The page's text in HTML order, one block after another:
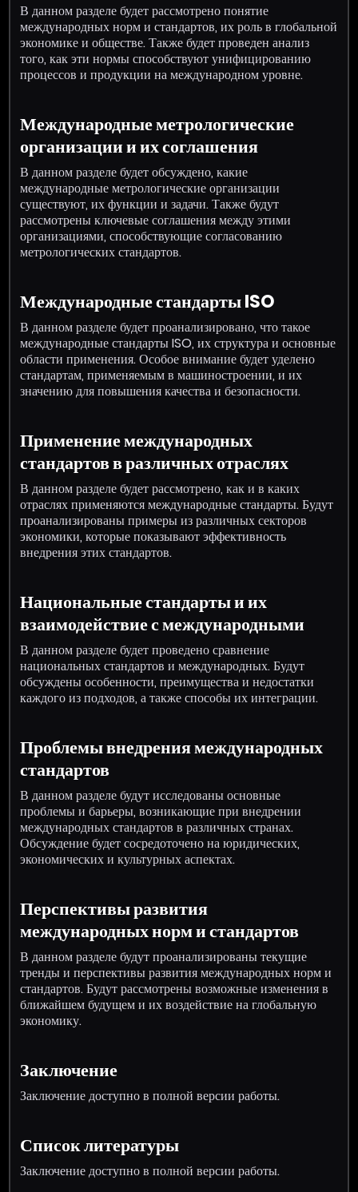
В данном разделе будет рассмотрено понятие
международных норм и стандартов, их роль в глобальной
экономике и обществе. Также будет проведен анализ
того, как эти нормы способствуют унифицированию
процессов и продукции на международном уровне.
Международные метрологические
организации и их соглашения
В данном разделе будет обсуждено, какие
международные метрологические организации
существуют, их функции и задачи. Также будут
рассмотрены ключевые соглашения между этими
организациями, способствующие согласованию
метрологических стандартов.
Международные стандарты ISO
В данном разделе будет проанализировано, что такое
международные стандарты ISO, их структура и основные
области применения. Особое внимание будет уделено
стандартам, применяемым в машиностроении, и их
значению для повышения качества и безопасности.
Применение международных
стандартов в различных отраслях
В данном разделе будет рассмотрено, как и в каких
отраслях применяются международные стандарты. Будут
проанализированы примеры из различных секторов
экономики, которые показывают эффективность
внедрения этих стандартов.
Национальные стандарты и их
взаимодействие с международными
В данном разделе будет проведено сравнение
национальных стандартов и международных. Будут
обсуждены особенности, преимущества и недостатки
каждого из подходов, а также способы их интеграции.
Проблемы внедрения международных
стандартов
В данном разделе будут исследованы основные
проблемы и барьеры, возникающие при внедрении
международных стандартов в различных странах.
Обсуждение будет сосредоточено на юридических,
экономических и культурных аспектах.
Перспективы развития
международных норм и стандартов
В данном разделе будут проанализированы текущие
тренды и перспективы развития международных норм и
стандартов. Будут рассмотрены возможные изменения в
ближайшем будущем и их воздействие на глобальную
экономику.
Заключение
Заключение доступно в полной версии работы.
Список литературы
Заключение доступно в полной версии работы.